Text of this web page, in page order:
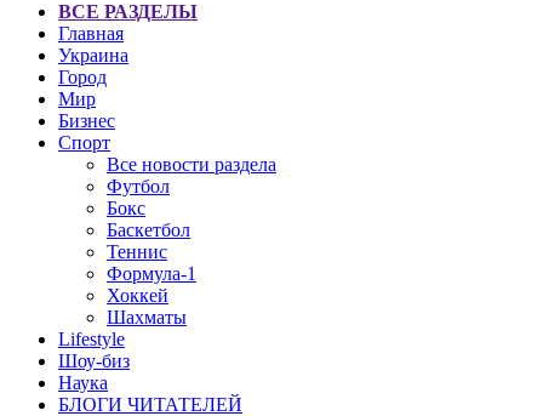
ВСЕ РАЗДЕЛЫ
Главная
Украина
Город
Мир
Бизнес
Спорт
Все новости раздела
Футбол
Бокс
Баскетбол
Теннис
Формула-1
Хоккей
Шахматы
Lifestyle
Шоу-биз
Наука
БЛОГИ ЧИТАТЕЛЕЙ